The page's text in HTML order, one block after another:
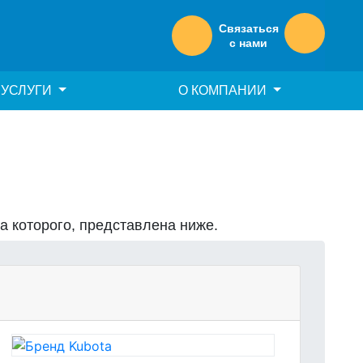
Связаться
с нами
УСЛУГИ О КОМПАНИИ
которого, представлена ниже.